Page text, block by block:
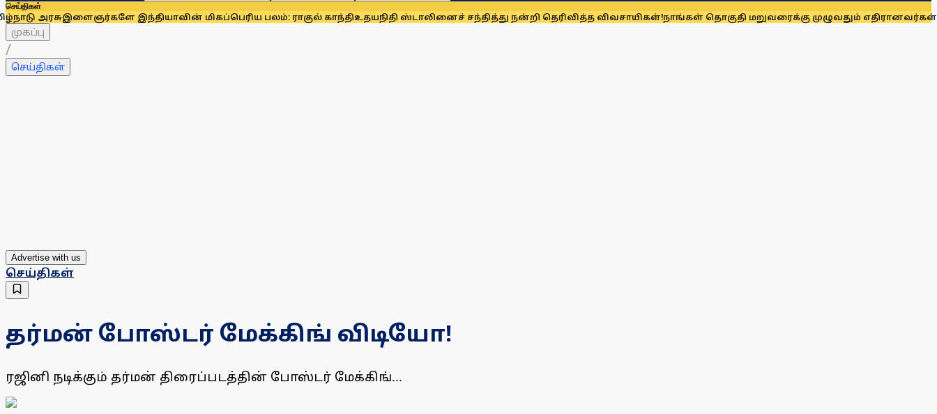
செய்திகள்
இளைஞர்களே இந்தியாவின் மிகப்பெரிய பலம்: ராகுல் காந்திஉதயநிதி ஸ்டாலினைச் சந்தித்து நன்றி தெரிவித்த விவசாயிகள்!நாங்கள் தொகுதி மறுவரைக்கு முழுவதும் எதிரானவர்கள் அல்லர்:
முகப்பு
/
செய்திகள்
Advertise with us
செய்திகள்
தர்மன் போஸ்டர் மேக்கிங் விடியோ!
ரஜினி நடிக்கும் தர்மன் திரைப்படத்தின் போஸ்டர் மேக்கிங்...